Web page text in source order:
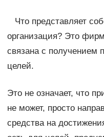
Что представляет
организация? Это
связана с получением
целей.
Это не означает, что
не может, просто
средства на